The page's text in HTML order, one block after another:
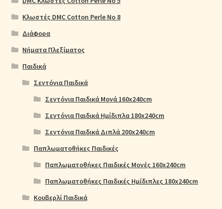
Κλωστές DMC Cotton Perle No 8
Διάφορα
Νήματα Πλεξίματος
Παιδικά
Σεντόνια Παιδικά
Σεντόνια Παιδικά Μονά 160x240cm
Σεντόνια Παιδικά Ημίδιπλα 180x240cm
Σεντόνια Παιδικά Διπλά 200x240cm
Παπλωματοθήκες Παιδικές
Παπλωματοθήκες Παιδικές Μονές 160x240cm
Παπλωματοθήκες Παιδικές Ημίδιπλες 180x240cm
Κουβερλί Παιδικά